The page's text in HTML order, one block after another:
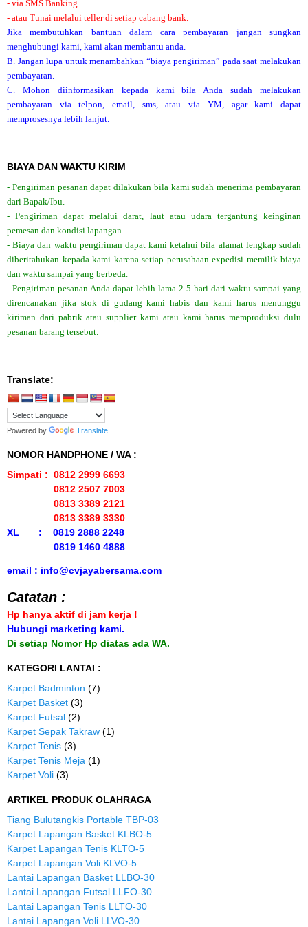
- via SMS Banking.
- atau Tunai melalui teller di setiap cabang bank.
Jika membutuhkan bantuan dalam cara pembayaran jangan sungkan
menghubungi kami, kami akan membantu anda.
B. Jangan lupa untuk menambahkan “biaya pengiriman” pada saat melakukan
pembayaran.
C. Mohon diinformasikan kepada kami bila Anda sudah melakukan
pembayaran via telpon, email, sms, atau via YM, agar kami dapat
memprosesnya lebih lanjut.
BIAYA DAN WAKTU KIRIM
- Pengiriman pesanan dapat dilakukan bila kami sudah menerima pembayaran
dari Bapak/Ibu.
- Pengiriman dapat melalui darat, laut atau udara tergantung keinginan
pemesan dan kondisi lapangan.
- Biaya dan waktu pengiriman dapat kami ketahui bila alamat lengkap sudah
diberitahukan kepada kami karena setiap perusahaan expedisi memilik biaya
dan waktu sampai yang berbeda.
- Pengiriman pesanan Anda dapat lebih lama 2-5 hari dari waktu sampai yang
direncanakan jika stok di gudang kami habis dan kami harus menunggu
kiriman dari pabrik atau supplier kami atau kami harus memproduksi dulu
pesanan barang tersebut.
Translate:
Powered by Translate
NOMOR HANDPHONE / WA :
Simpati : 0812 2999 6693
0812 2507 7003
0813 3389 2121
0813 3389 3330
XL : 0819 2888 2248
0819 1460 4888
email : info@cvjayabersama.com
Catatan :
Hp hanya aktif di jam kerja !
Hubungi marketing kami.
Di setiap Nomor Hp diatas ada WA.
KATEGORI LANTAI :
Karpet Badminton (7)
Karpet Basket (3)
Karpet Futsal (2)
Karpet Sepak Takraw (1)
Karpet Tenis (3)
Karpet Tenis Meja (1)
Karpet Voli (3)
ARTIKEL PRODUK OLAHRAGA
Tiang Bulutangkis Portable TBP-03
Karpet Lapangan Basket KLBO-5
Karpet Lapangan Tenis KLTO-5
Karpet Lapangan Voli KLVO-5
Lantai Lapangan Basket LLBO-30
Lantai Lapangan Futsal LLFO-30
Lantai Lapangan Tenis LLTO-30
Lantai Lapangan Voli LLVO-30